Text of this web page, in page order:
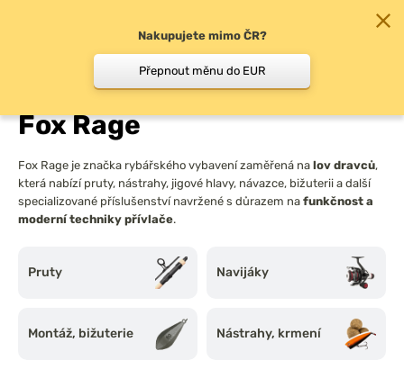
Všechny značky
Fox Rage
Fox Rage je značka rybářského vybavení zaměřená na lov dravců,
která nabízí pruty, nástrahy, jigové hlavy, návazce, bižuterii a další
specializované příslušenství navržené s důrazem na funkčnost a
moderní techniky přívlače.
Pruty Navijáky
Montáž, bižuterie Nástrahy, krmení
Nakupujete mimo ČR?
Přepnout měnu do EUR